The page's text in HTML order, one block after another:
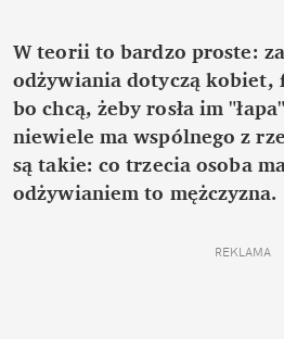
W teorii to bardzo proste:
odżywiania dotyczą kobiet,
bo chcą, żeby rosła im
niewiele ma wspólnego z
są takie: co trzecia osoba
odżywianiem to mężczyzna.
REKLAMA